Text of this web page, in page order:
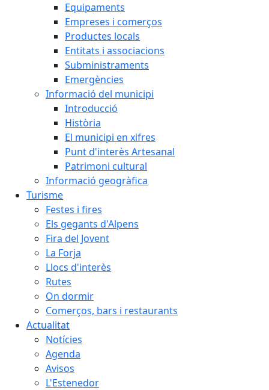
Equipaments
Empreses i comerços
Productes locals
Entitats i associacions
Subministraments
Emergències
Informació del municipi
Introducció
Història
El municipi en xifres
Punt d'interès Artesanal
Patrimoni cultural
Informació geogràfica
Turisme
Festes i fires
Els gegants d'Alpens
Fira del Jovent
La Forja
Llocs d'interès
Rutes
On dormir
Comerços, bars i restaurants
Actualitat
Notícies
Agenda
Avisos
L'Estenedor